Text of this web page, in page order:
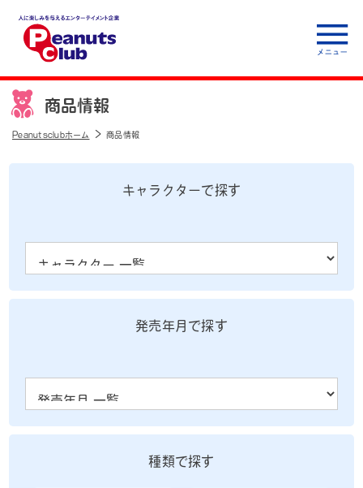
人に楽しみを与えるエ
ンターテイメント企
業 Peanuts club
商品情報
Peanutsclubホーム 商品情報